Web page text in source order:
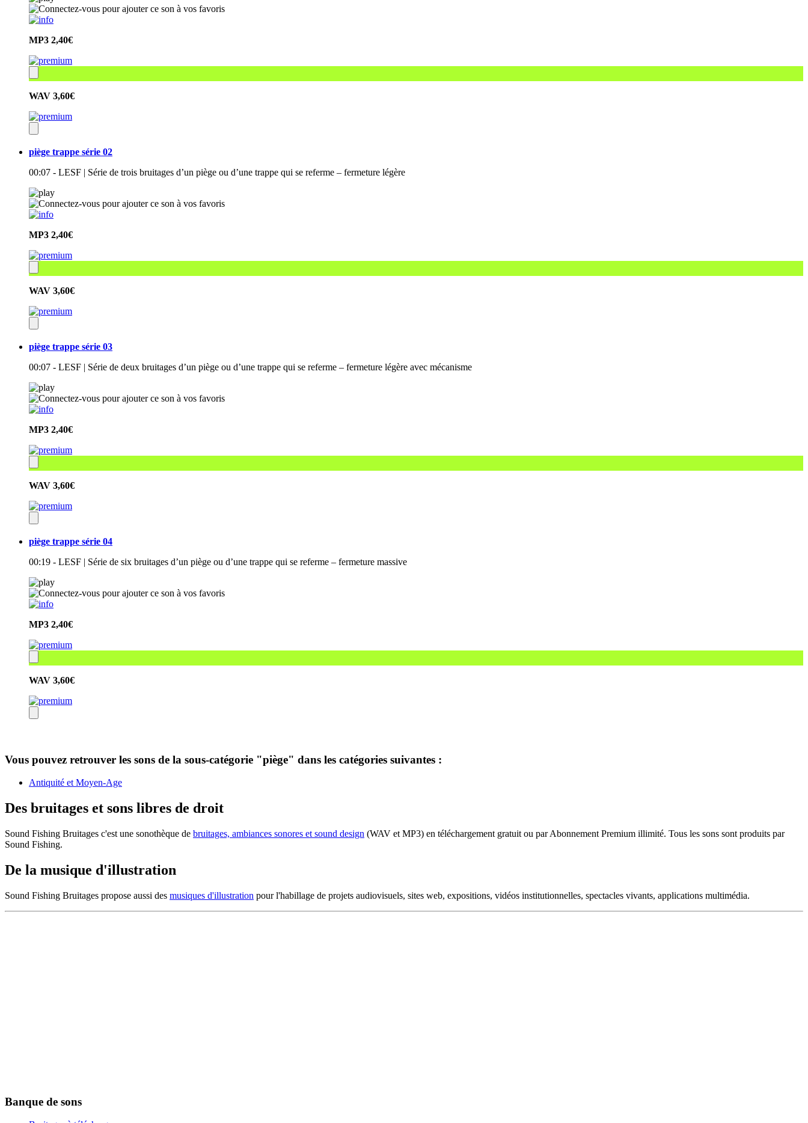
MP3 2,40€
WAV 3,60€
piège trappe série 02
00:07 - LESF | Série de trois bruitages d’un piège ou d’une trappe qui se referme – fermeture légère
MP3 2,40€
WAV 3,60€
piège trappe série 03
00:07 - LESF | Série de deux bruitages d’un piège ou d’une trappe qui se referme – fermeture légère avec mécanisme
MP3 2,40€
WAV 3,60€
piège trappe série 04
00:19 - LESF | Série de six bruitages d’un piège ou d’une trappe qui se referme – fermeture massive
MP3 2,40€
WAV 3,60€
Vous pouvez retrouver les sons de la sous-catégorie "piège" dans les catégories suivantes :
Antiquité et Moyen-Age
Des bruitages et sons libres de droit
Sound Fishing Bruitages c'est une sonothèque de bruitages, ambiances sonores et sound design (WAV et MP3) en téléchargement gratuit ou par Abonnement Premium illimité. Tous les sons sont produits par
Sound Fishing.
De la musique d'illustration
Sound Fishing Bruitages propose aussi des musiques d'illustration pour l'habillage de projets audiovisuels, sites web, expositions, vidéos institutionnelles, spectacles vivants, applications multimédia.
Banque de sons